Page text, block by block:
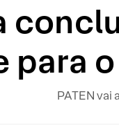
para
PATEN vai